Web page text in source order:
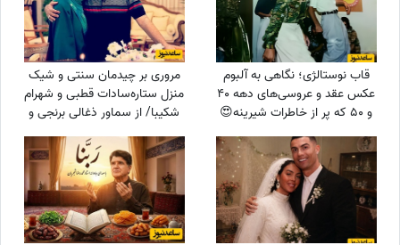
قاب نوستالژی؛ نگاهی به آلبوم
عکس عقد و عروسی‌های دهه 40
و 50 که پر از خاطرات شیرینه😍
مروری بر چیدمان سنتی و شیک
منزل ستاره‌سادات قطبی و شهرام
شکیبا/ از سماور ذغالی برنجی و
ماشین ظرفشویی تا کتابخانه پر از
کتاب